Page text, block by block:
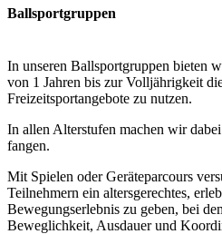
Ballsportgruppen
In unseren Ballsportgruppen bieten
von 1 Jahren bis zur Volljährigkeit
Freizeitsportangebote zu nutzen.
In allen Alterstufen machen wir
fangen.
Mit Spielen oder Geräteparcours
Teilnehmern ein altersgerechtes,
Bewegungserlebnis zu geben, bei
Beweglichkeit, Ausdauer und